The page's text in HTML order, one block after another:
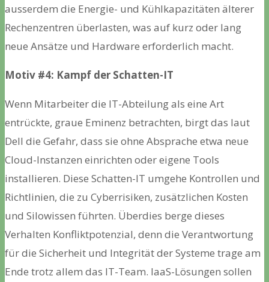
ausserdem die Energie- und Kühlkapazitäten älterer
Rechenzentren überlasten, was auf kurz oder lang
neue Ansätze und Hardware erforderlich macht.
Motiv #4: Kampf der Schatten-IT
Wenn Mitarbeiter die IT-Abteilung als eine Art
entrückte, graue Eminenz betrachten, birgt das laut
Dell die Gefahr, dass sie ohne Absprache etwa neue
Cloud-Instanzen einrichten oder eigene Tools
installieren. Diese Schatten-IT umgehe Kontrollen und
Richtlinien, die zu Cyberrisiken, zusätzlichen Kosten
und Silowissen führten. Überdies berge dieses
Verhalten Konfliktpotenzial, denn die Verantwortung
für die Sicherheit und Integrität der Systeme trage am
Ende trotz allem das IT-Team. IaaS-Lösungen sollen